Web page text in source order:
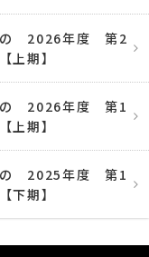
の 2026年度 第2
期】
の 2026年度 第1
期】
の 2025年度 第1
期】